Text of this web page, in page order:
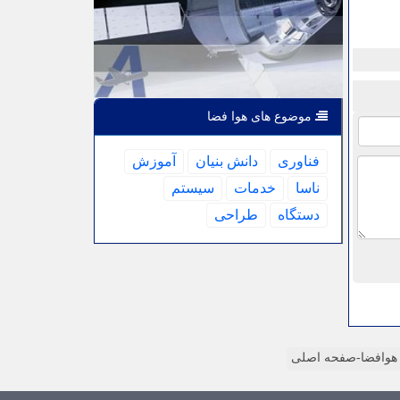
موضوع های هوا فضا
فناوری دانش بنیان
آموزش
ناسا
خدمات
سیستم
دستگاه
طراحی
هوافضا-صفحه اصلی